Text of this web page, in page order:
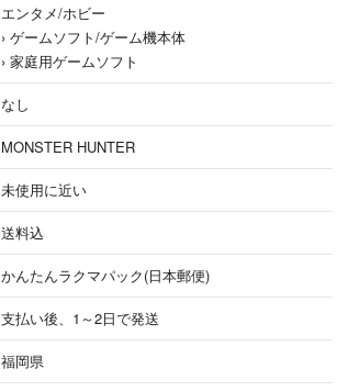
エンタメ/ホビー
› ゲームソフト/ゲーム機本体
› 家庭用ゲームソフト
なし
MONSTER HUNTER
未使用に近い
送料込
かんたんラクマパック(日本郵便)
支払い後、1～2日で発送
福岡県